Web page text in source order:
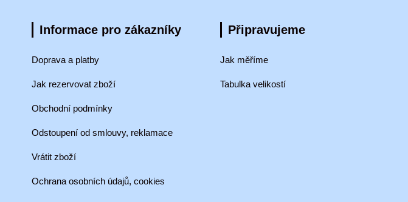
Informace pro zákazníky
Doprava a platby
Jak rezervovat zboží
Obchodní podmínky
Odstoupení od smlouvy, reklamace
Vrátit zboží
Ochrana osobních údajů, cookies
Připravujeme
Jak měříme
Tabulka velikostí